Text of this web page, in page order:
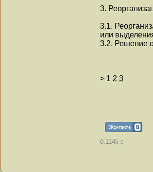
3.
3.1.
или
3.2. Решение
> 1 2 3
0.1145 с